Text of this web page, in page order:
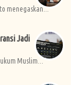
menegaskan...
Jadi
Muslim...